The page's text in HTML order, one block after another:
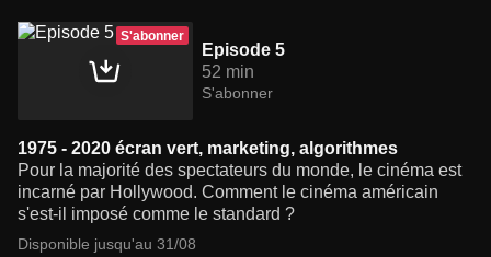
S'abonner
Episode 5
52 min
S'abonner
1975 - 2020 écran vert, marketing, algorithmes
Pour la majorité des spectateurs du monde, le cinéma est
incarné par Hollywood. Comment le cinéma américain
s'est-il imposé comme le standard ?
Disponible jusqu'au 31/08